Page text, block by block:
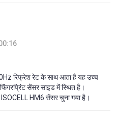
रिफ्रेश रेट के साथ आता है यह उच्च
सेंसर साइड में स्थित है।
HM6 सेंसर चुना गया है।